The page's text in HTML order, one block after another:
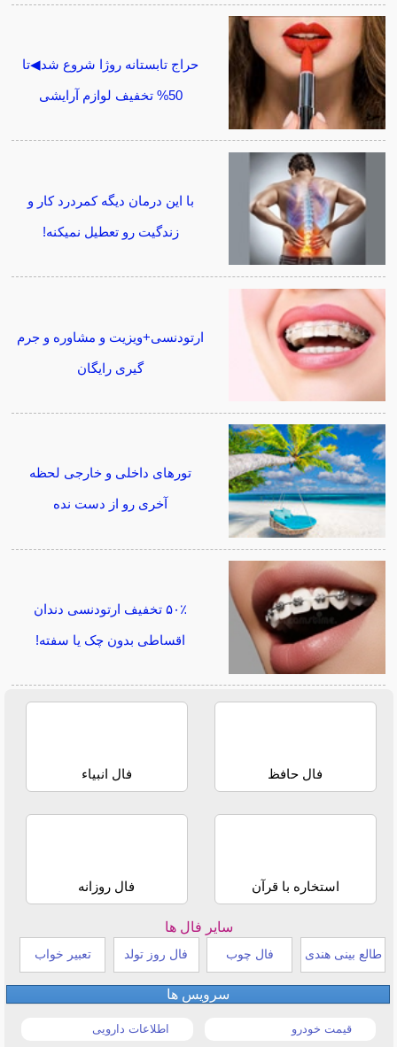
حراج تابستانه روژا شروع شد◀تا
50% تخفیف لوازم آرایشی
با این درمان دیگه کمردرد کار و
زندگیت رو تعطیل نمیکنه!
ارتودنسی+ویزیت و مشاوره و جرم
گیری رایگان
تورهای داخلی و خارجی لحظه
آخری رو از دست نده
۵۰٪ تخفیف ارتودنسی دندان
اقساطی بدون چک یا سفته!
فال حافظ فال انبیاء
استخاره با قرآن فال روزانه
سایر فال ها
طالع بینی هندی فال چوب فال روز تولد تعبیر خواب
سرویس ها
قیمت خودرو اطلاعات دارویی